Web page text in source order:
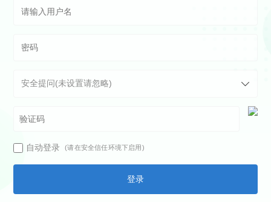
自动登录 (请在安全信任环境下启用)
登录